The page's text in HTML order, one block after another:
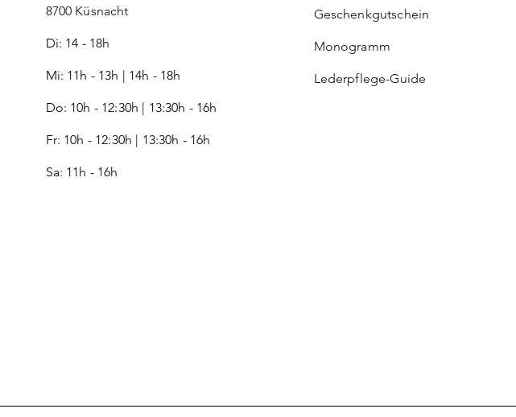
8700 Küsnacht
Di: 14 - 18h
Mi: 11h - 13h | 14h - 18h
Do: 10h - 12:30h | 13:30h - 16h
Fr: 10h - 12:30h | 13:30h - 16h
Sa: 11h - 16h
Geschenkgutschein
Monogramm
Lederpflege-Guide